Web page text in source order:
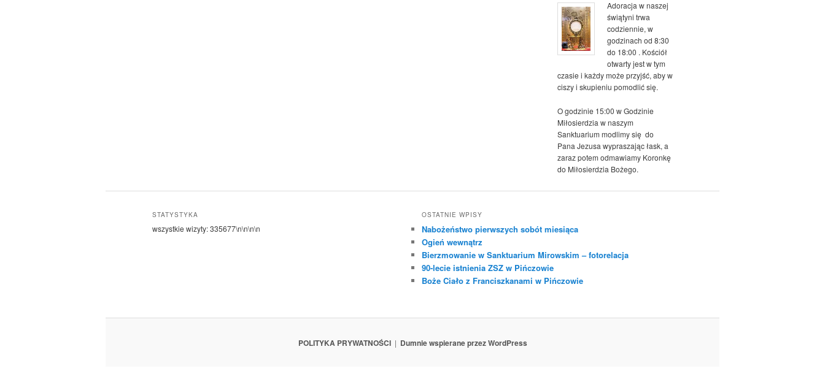
Adoracja w naszej
świątyni trwa
codziennie, w
godzinach od 8:30
do 18:00 . Kościół
otwarty jest w tym
czasie i każdy może przyjść, aby w
ciszy i skupieniu pomodlić się.
O godzinie 15:00 w Godzinie
Miłosierdzia w naszym
Sanktuarium modlimy się do
Pana Jezusa wypraszając łask, a
zaraz potem odmawiamy Koronkę
do Miłosierdzia Bożego.
STATYSTYKA
wszystkie wizyty:335677\n\n\n\n
OSTATNIE WPISY
Nabożeństwo pierwszych sobót miesiąca
Ogień wewnątrz
Bierzmowanie w Sanktuarium Mirowskim – fotorelacja
90-lecie istnienia ZSZ w Pińczowie
Boże Ciało z Franciszkanami w Pińczowie
POLITYKA PRYWATNOŚCI Dumnie wspierane przez WordPress